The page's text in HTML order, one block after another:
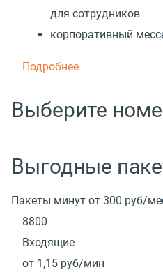
для сотрудников
корпоративный
Подробнее
Выберите
Выгодные
Пакеты минут от 300 руб/
8800
Входящие
от 1,15 руб/мин